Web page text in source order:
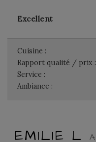
Excellent
Cuisine :
Rapport qualité / prix :
Service :
Ambiance :
EMILIE L
A